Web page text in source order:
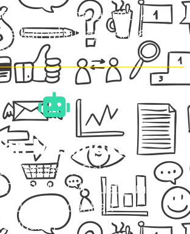
tools berbayar untuk
whatsapp Anda
Meningkat
Kepuasan Pelanggan
SEHINGGA trust pun
itu memudahkan